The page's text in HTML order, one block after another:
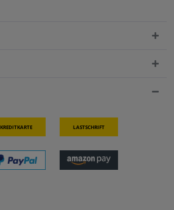
Kreditkarte Lastschrift